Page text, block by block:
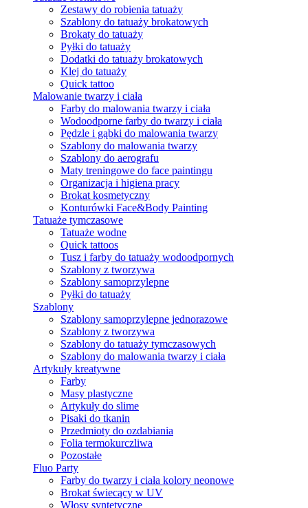
Zestawy do robienia tatuaży
Szablony do tatuaży brokatowych
Brokaty do tatuaży
Pyłki do tatuaży
Dodatki do tatuaży brokatowych
Klej do tatuaży
Quick tattoo
Malowanie twarzy i ciała
Farby do malowania twarzy i ciała
Wodoodporne farby do twarzy i ciała
Pędzle i gąbki do malowania twarzy
Szablony do malowania twarzy
Szablony do aerografu
Maty treningowe do face paintingu
Organizacja i higiena pracy
Brokat kosmetyczny
Konturówki Face&Body Painting
Tatuaże tymczasowe
Tatuaże wodne
Quick tattoos
Tusz i farby do tatuaży wodoodpornych
Szablony z tworzywa
Szablony samoprzylepne
Pyłki do tatuaży
Szablony
Szablony samoprzylepne jednorazowe
Szablony z tworzywa
Szablony do tatuaży tymczasowych
Szablony do malowania twarzy i ciała
Artykuły kreatywne
Farby
Masy plastyczne
Artykuły do slime
Pisaki do tkanin
Przedmioty do ozdabiania
Folia termokurczliwa
Pozostałe
Fluo Party
Farby do twarzy i ciała kolory neonowe
Brokat świecący w UV
Włosy syntetyczne